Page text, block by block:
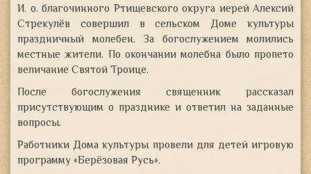
И. о. благочинного Ртищевского округа иерей Алексий
Стрекулёв совершил в сельском Доме культуры
праздничный молебен. За богослужением молились
местные жители. По окончании молебна было пропето
величание Святой Троице.
После богослужения священник рассказал
присутствующим о празднике и ответил на заданные
вопросы.
Работники Дома культуры провели для детей игровую
программу «Берёзовая Русь».